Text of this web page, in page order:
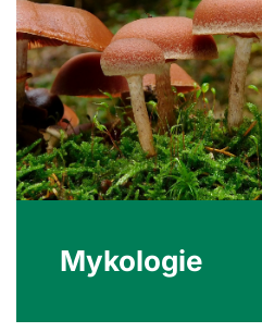
Mykologie